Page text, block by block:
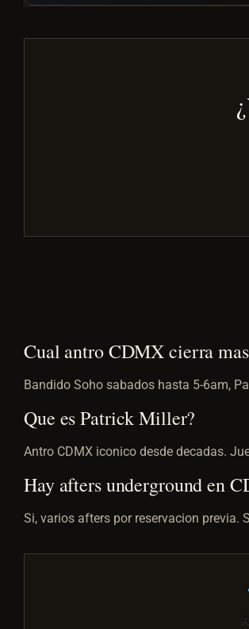
Cual antro CDMX cierra
Bandido Soho sabados hasta 5-6am,
Que es Patrick Miller?
Antro CDMX iconico desde decadas.
Hay afters underground en
Si, varios afters por reservacion previa.